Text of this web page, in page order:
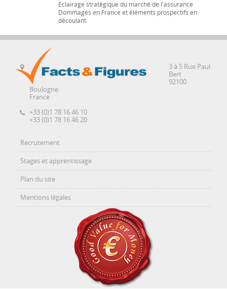
Eclairage stratégique du marché de l'assurance
Dommages en France et éléments prospectifs en
découlant
3 à 5 Rue Paul
Bert
92100
Boulogne
France
+33 (0)1 78 16 46 10
+33 (0)1 78 16 46 20
Recrutement
Stages et apprentissage
Plan du site
Mentions légales